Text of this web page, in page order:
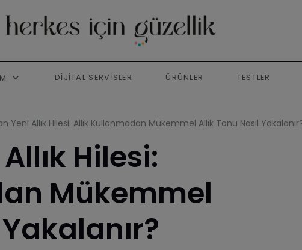
DIJITAL SERVISLER ÜRÜNLER TESTLER
Yeni Allık Hilesi: Allık Kullanmadan Mükemmel Allık Tonu Nasıl
Hilesi:
Mükemmel